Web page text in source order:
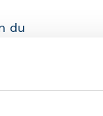
du